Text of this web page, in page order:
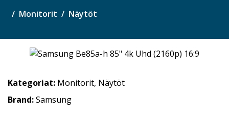
Monitorit Näytöt
Kategoriat: Monitorit, Näytöt
Brand:Samsung